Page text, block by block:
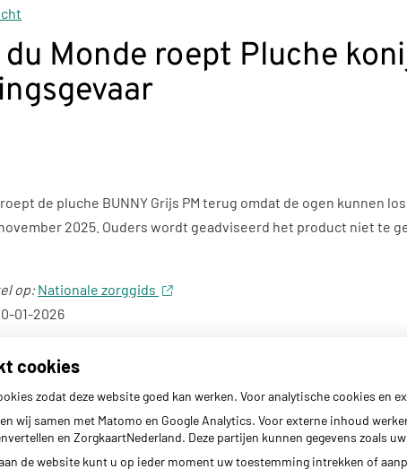
du Monde roept Pluche
de pluche BUNNY Grijs PM terug omdat de ogen
2025. Ouders wordt geadviseerd het product niet te
op: Nationale zorggids
01-2026
cookies
zodat deze website goed kan werken. Voor analytische cookies en
wij samen met Matomo en Google Analytics. Voor externe inhoud
en ZorgkaartNederland. Deze partijen kunnen gegevens zoals
de website kunt u op ieder moment uw toestemming intrekken of